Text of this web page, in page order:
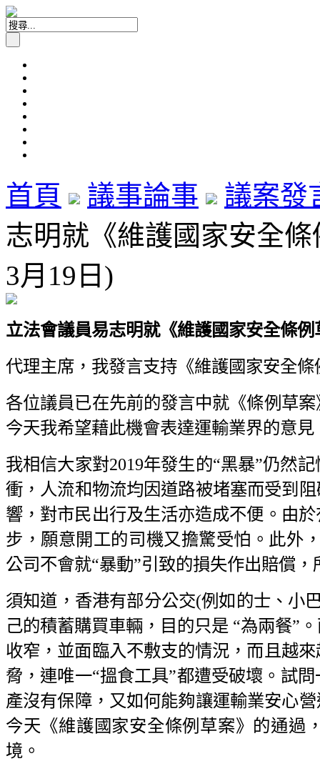
首頁 議事論事
議案發
志明就《維護國家安全
3月19日)
立法會議員易志明就《維護國家安全條
代理主席，我發言支持《維護國家安全條
各位議員已在先前的發言中就《條例草
今天我希望藉此機會表達運輸業界的意見
我相信大家對2019年發生的“黑暴”仍然
衝，人流和物流均因道路被堵塞而受到
響，對市民出行及生活亦造成不便。由
步，願意開工的司機又擔驚受怕。此外
公司不會就“暴動”引致的損失作出賠償
須知道，香港有部分公交(例如的士、小
己的積蓄購買車輛，目的只是 “為兩餐”
收窄，並面臨入不敷支的情況，而且越
脅，連唯一“搵食工具”都遭受破壞。試
產沒有保障，又如何能夠讓運輸業安心
今天《維護國家安全條例草案》的通過
境。